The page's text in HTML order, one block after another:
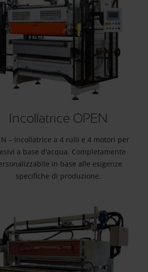
Incollatrice OPEN
– Incollatrice a 4 rulli e 4 motori per
a base d'acqua. Completamente
in base alle esigenze
specifiche di produzione.